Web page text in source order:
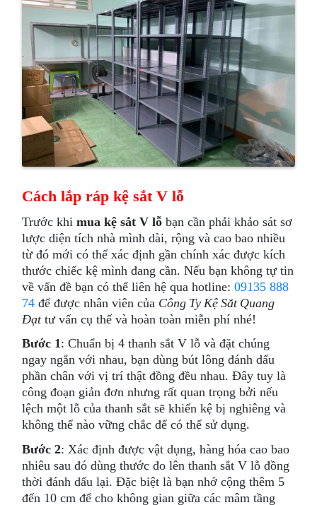
Cách lắp ráp kệ sắt V lỗ
Trước khimua kệ sắt V lỗ bạn cần phải khảo sát sơ
lược diện tích nhà mình dài, rộng và cao bao nhiều
từ đó mới có thể xác định gần chính xác được kích
thước chiếc kệ mình đang cần. Nếu bạn không tự tin
về vấn đề bạn có thể liên hệ qua hotline:09135 888
74 để được nhân viên của Công Ty Kệ Sắt Quang
Đạttư vấn cụ thế và hoàn toàn miễn phí nhé!
Bước 1 : Chuẩn bị 4 thanh sắt V lỗ và đặt chúng
ngay ngắn với nhau, bạn dùng bút lông đánh dấu
phần chân với vị trí thật đồng đều nhau. Đây tuy là
công đoạn giản đơn nhưng rất quan trọng bởi nếu
lệch một lỗ của thanh sắt sẽ khiến kệ bị nghiêng và
không thể nào vững chắc để có thể sử dụng.
Bước 2: Xác định được vật dụng, hàng hóa cao bao
nhiêu sau đó dùng thước đo lên thanh sắt V lỗ đồng
thời đánh dấu lại. Đặc biệt là bạn nhớ cộng thêm 5
đến 10 cm để cho không gian giữa các mâm tầng